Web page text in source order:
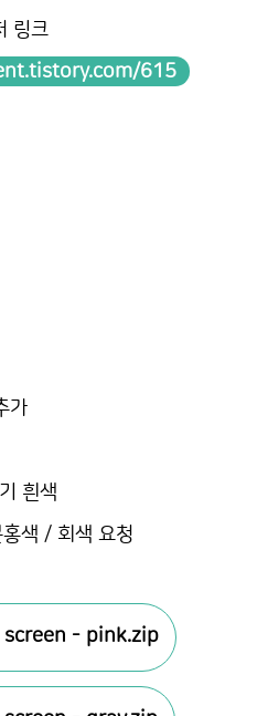
링크
615
가
흰색
색 / 회색 요청
screen - pink.zip